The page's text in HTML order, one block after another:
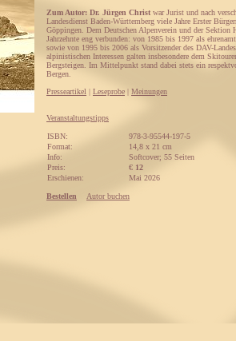
Zum Autor: Dr. Jürgen Christ war Jurist und nach
Landesdienst Baden-Württemberg viele Jahre Erster
Göppingen. Dem Deutschen Alpenverein und der Sektion
Jahrzehnte eng verbunden: von 1985 bis 1997 als
sowie von 1995 bis 2006 als Vorsitzender des DAV-
alpinistischen Interessen galten insbesondere dem
Bergsteigen. Im Mittelpunkt stand dabei stets ein
Bergen.
Presseartikel | Leseprobe | Meinungen
Veranstaltungstipps
ISBN:
978-3-95544-197-5
Format:
14,8 x 21 cm
Info:
Softcover; 55 Seiten
Preis:
€ 12
Erschienen:
Mai 2026
Bestellen Autor buchen